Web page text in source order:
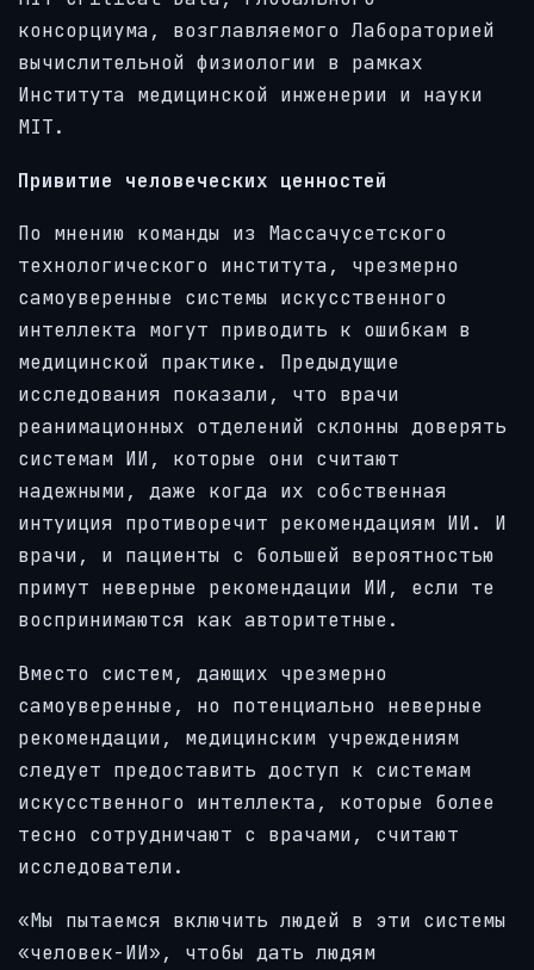
консорциума, возглавляемого Лабораторией
вычислительной физиологии в рамках
Института медицинской инженерии и науки
MIT.
Привитие человеческих ценностей
По мнению команды из Массачусетского
технологического института, чрезмерно
самоуверенные системы искусственного
интеллекта могут приводить к ошибкам в
медицинской практике. Предыдущие
исследования показали, что врачи
реанимационных отделений склонны доверять
системам ИИ, которые они считают
надежными, даже когда их собственная
интуиция противоречит рекомендациям ИИ. И
врачи, и пациенты с большей вероятностью
примут неверные рекомендации ИИ, если те
воспринимаются как авторитетные.
Вместо систем, дающих чрезмерно
самоуверенные, но потенциально неверные
рекомендации, медицинским учреждениям
следует предоставить доступ к системам
искусственного интеллекта, которые более
тесно сотрудничают с врачами, считают
исследователи.
«Мы пытаемся включить людей в эти системы
«человек-ИИ», чтобы дать людям